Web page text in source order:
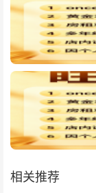
相关推荐